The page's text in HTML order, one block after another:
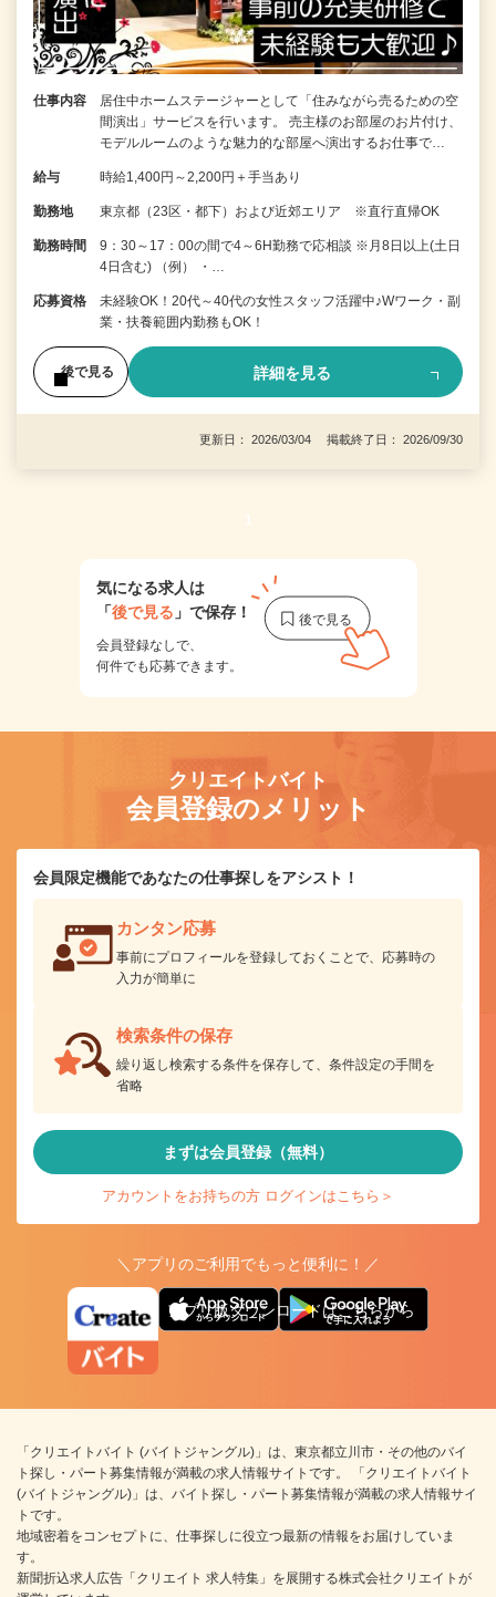
仕事内容
居住中ホームステージャーとして「住みながら売るための空
間演出」サービスを行います。 売主様のお部屋のお片付け、
モデルルームのような魅力的な部屋へ演出するお仕事で…
給与 時給1,400円～2,200円＋手当あり
勤務地 東京都（23区・都下）および近郊エリア ※直行直帰OK
勤務時間
9：30～17：00の間で4～6H勤務で応相談 ※月8日以上(土日
4日含む) （例） ・…
応募資格
未経験OK！20代～40代の女性スタッフ活躍中♪Wワーク・副
業・扶養範囲内勤務もOK！
後で見る 詳細を見る
更新日： 2026/03/04 掲載終了日： 2026/09/30
1
気になる求人は
「後で見る 」で保存！
会員登録なしで、
何件でも応募できます。
クリエイトバイト
会員登録のメリット
会員限定機能であなたの仕事探しをアシスト！
カンタン応募
事前にプロフィールを登録しておくことで、応募時の
入力が簡単に
検索条件の保存
繰り返し検索する条件を保存して、条件設定の手間を
省略
まずは会員登録（無料）
アカウントをお持ちの方 ログインはこちら＞
＼アプリのご利用でもっと便利に！／
アプリ版ダウンロードはこちらから
「クリエイトバイト (バイトジャングル)」は、東京都立川市・その他のバイ
ト探し・パート募集情報が満載の求人情報サイトです。 「クリエイトバイト
(バイトジャングル)」は、バイト探し・パート募集情報が満載の求人情報サイ
トです。
地域密着をコンセプトに、仕事探しに役立つ最新の情報をお届けしていま
す。
新聞折込求人広告「クリエイト 求人特集」を展開する株式会社クリエイトが